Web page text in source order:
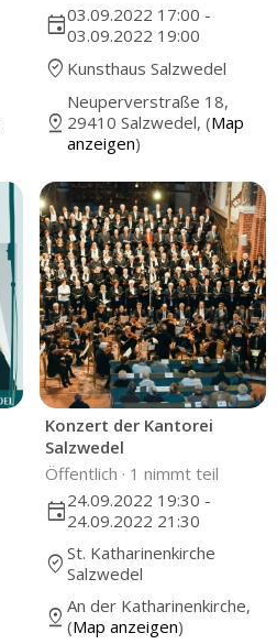
event03.09.2022 17:00 -
03.09.2022 19:00
where_to_vote Kunsthaus Salzwedel
pin_drop
Neuperverstraße 18,
29410 Salzwedel, (Map
anzeigen)
Konzert der Kantorei
Salzwedel
Öffentlich · 1 nimmt teil
event24.09.2022 19:30 -
24.09.2022 21:30
where_to_vote St. Katharinenkirche
Salzwedel
pin_drop An der Katharinenkirche,
(Map anzeigen)